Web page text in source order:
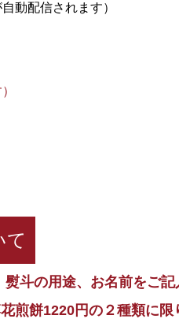
動配信されます）
て
熨斗の用途、お名前をご記
煎餅1220円の２種類に限